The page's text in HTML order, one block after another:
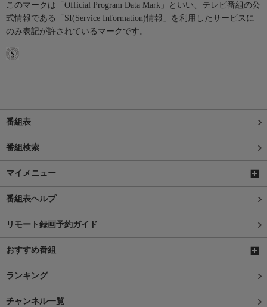
このマークは「Official Program Data Mark」といい、テレビ番組の公
式情報である「SI(Service Information)情報」を利用したサービスに
のみ表記が許されているマークです。
番組表
番組検索
マイメニュー
番組表ヘルプ
リモート録画予約ガイド
おすすめ番組
ランキング
チャンネル一覧